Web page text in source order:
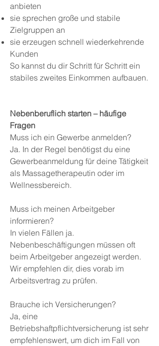
anbieten
sie sprechen große und stabile
Zielgruppen an
sie erzeugen schnell wiederkehrende
Kunden
So kannst du dir Schritt für Schritt ein
stabiles zweites Einkommen aufbauen.
Nebenberuflich starten – häufige
Fragen
Muss ich ein Gewerbe anmelden?
Ja. In der Regel benötigst du eine
Gewerbeanmeldung für deine Tätigkeit
als Massagetherapeutin oder im
Wellnessbereich.
Muss ich meinen Arbeitgeber
informieren?
In vielen Fällen ja.
Nebenbeschäftigungen müssen oft
beim Arbeitgeber angezeigt werden.
Wir empfehlen dir, dies vorab im
Arbeitsvertrag zu prüfen.
Brauche ich Versicherungen?
Ja, eine
Betriebshaftpflichtversicherung ist sehr
empfehlenswert, um dich im Fall von